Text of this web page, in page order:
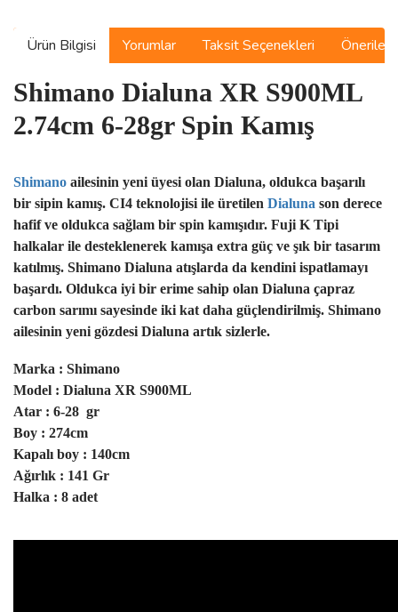
Ürün Bilgisi Yorumlar Taksit Seçenekleri
Shimano Dialuna XR S900ML
2.74cm 6-28gr Spin Kamış
Shimano ailesinin yeni üyesi olan Dialuna, oldukca başarılı
bir sipin kamış. CI4 teknolojisi ile üretilen Dialuna son derece
hafif ve oldukca sağlam bir spin kamışıdır. Fuji K Tipi
halkalar ile desteklenerek kamışa extra güç ve şık bir tasarım
katılmış. Shimano Dialuna atışlarda da kendini ispatlamayı
başardı. Oldukca iyi bir erime sahip olan Dialuna çapraz
carbon sarımı sayesinde iki kat daha güçlendirilmiş. Shimano
ailesinin yeni gözdesi Dialuna artık sizlerle.
Marka : Shimano
Model : Dialuna XR S900ML
Atar : 6-28 gr
Boy : 274cm
Kapalı boy : 140cm
Ağırlık : 141 Gr
Halka : 8 adet